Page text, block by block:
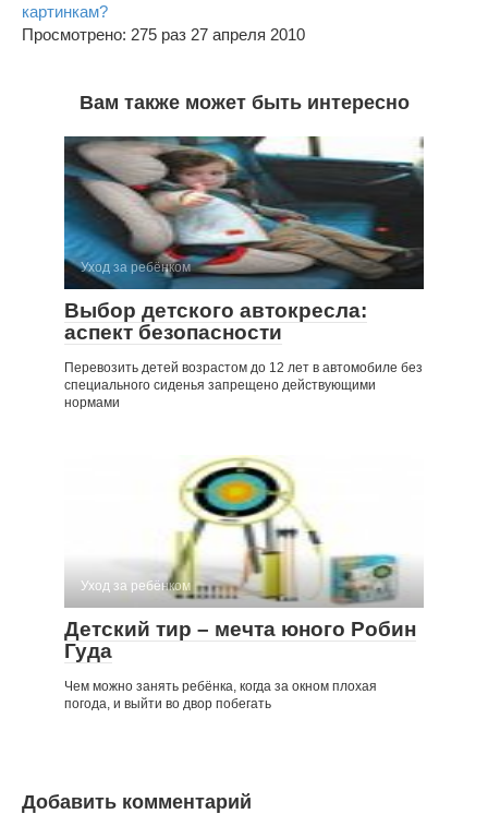
картинкам?
Просмотрено: 275 раз 27 апреля 2010
Вам также может быть интересно
Уход за ребёнком
Выбор детского автокресла:
аспект безопасности
Перевозить детей возрастом до 12 лет в автомобиле без
специального сиденья запрещено действующими
нормами
Уход за ребёнком
Детский тир – мечта юного Робин
Гуда
Чем можно занять ребёнка, когда за окном плохая
погода, и выйти во двор побегать
Добавить комментарий